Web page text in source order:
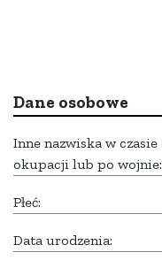
Dane osobowe
Inne nazwiska w czasie
okupacji lub po wojnie:
Płeć:
Data urodzenia: